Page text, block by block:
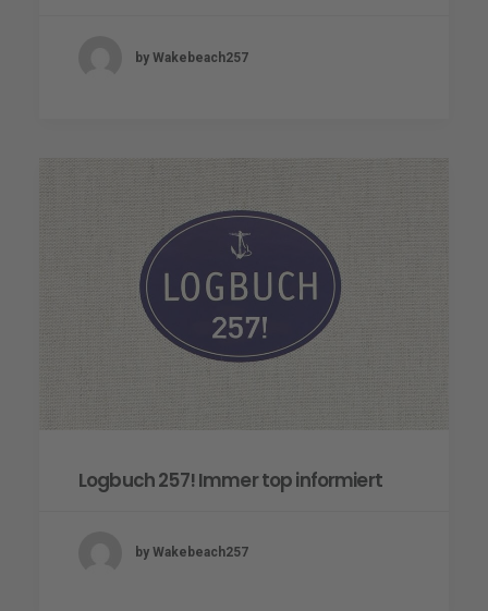
by Wakebeach257
Logbuch 257! Immer top informiert
by Wakebeach257